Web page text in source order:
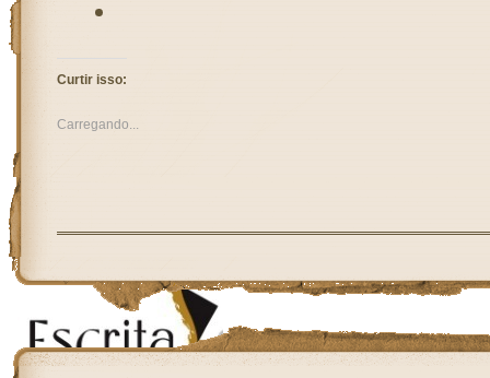
Curtir isso:
Carregando...